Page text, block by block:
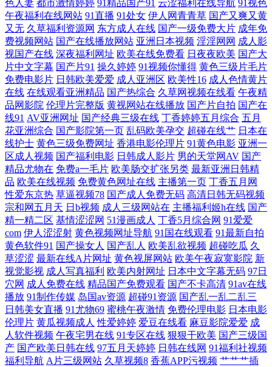
视频第一页 日韩论理 97人人超碰在线 含羞草免费91 免费看a的网址 综合
一页麻豆片 成人性爱午夜剧场 免费观看黄大全 日韩中字中文字幕 超碰99
青 人妖他们乱搞 91干逼网 国产91白虎动漫 日韩V视频 超碰人人插 青娱乐
豆花午夜 91苹果tv 九一传媒网站入口 香蕉视频18 第一福利导航站 欧美亚
洲综合TV 在线观看91网站 韩日欧美三区 三级成人日韩 AV超碰人人干 九
一香蕉视频污 亚州撸撸成人网站 福利视频在线播放 人人看人人摸 91少妇
福利 狠狠干狠撸 亚洲不卡一二一 91社区视频网站 成人曰B免费视频 老熟
女国产 亚洲另类色图 国产浮力第一影院 日韩H网 91网站传媒Tv 激情草草
亚洲无码蜜桃 国产三级在线网站 日美黄色网 国产喷水福利 日本AA片 97
电影院色 久久精品在这里 91成人视颖 国产视频精品店 色穴穴网 超碰在线
青草97 人人操人人插 91网亚洲蜜桃 蜜桃视频网 尤物jk自慰喷水 福利成人
在线 日本天堂中文字幕 97美女在线视频 久久国产草 最新资源AV 国产AV
色人妻 都市激情婷婷 91精品国产91 云涩福利在线导航 91视色
午夜福利在线网站 91直播 91处女 伊人网青青草 国产又爽又黄
又无 久草福利资源网 东方成人在线 国产一级免费大片 成年免
费视频网站 国产在线播放网站 亚洲日本视频 淫淫网网 成人影
视国产在线 深夜福利网址 欧美在线免费看 日夜夜欧美 国产大
片中文字幕 国产片91 操久婷婷 91视频你懂得 黄色三级片毛片
免费电影片 日韩欧美爱爱 成人亚洲区 欧美性16 成人色情黄片
在线 在线观看亚洲精品 国产热综合 久草网视频在线看 午夜精
品网影院 伦理片完整版 黄视网站在线播放 国产片自拍 国产在
线91 AV亚洲网址 国产经典三级在线 丁香婷婷五月综合 五月
花亚洲综合 国产影院第一页 乱码欧美孕交 超碰在线艹 日本在
线护士 黄色三级免费网址 香港电影伦理片 91黄色电影 亚洲一
区成人视频 国产福利电影 日韩成人影片 男的天堂网AV 国产
精品尤物在 免费a一毛片 欧美肠交扩张另类 最新亚洲日韩精
品 欧美在线视频 免费黄色网址在线 主播第一页 丁香五月网
性爱东京热 草逼视频78 国产成人免费无码 高清日韩无码视频
宗和网五月天 日b视频 成人三级网站在 主播福利姬h在线 国产
精一精二区 基情涩涩网 51漫画成人 丁香5月综合网 91爱爱
com 伊人涩涩射 黄色视频网址导航 91国在线观看 91最新自拍
黄色软件91 国产操女人 国产乱人 欧美乱欲视频 超碰吃瓜 久
草涩涩 最新在线A片网址 黄色视屏网站 欧美午夜寂寞影院 新
视觉影视 成人写真福利 欧美内射网址 日本中文字幕无码 97日
穴网 成人免费在线 精品国产免费观看 国产不卡高清 91av在线
播放 91制作传媒 岛国av资源 超碰91资源 国产乱一乱二乱三
日韩美女直播 91尤物69 蜜桃午夜激情 免费伦理电影 日本电影
伦理片 黄瓜视频成人 性爱婷婷 爱豆在线看 麻豆影院爱爱 成
人软件视频 午夜宅男在线 91专区在线 狠狠干欧美 国产三级国
产 国产欧美日韩在线 97五月天婷婷 日韩在线网 91福利社视频
福利导航 A片三级网站 久草视频8 香蕉APP污视频 艹艹艹插